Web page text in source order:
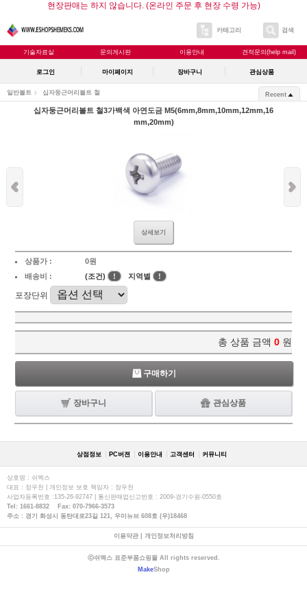
현장판매는 하지 않습니다. (온라인 주문 후 현장 수령 가능)
카테고리 검색
기술자료실 문의게시판 이용안내 견적문의(help mail)
로그인 마이페이지 장바구니 관심상품
일반볼트 십자둥근머리볼트 철 Recent
십자둥근머리볼트 철3가백색 아연도금 M5(6mm,8mm,10mm,12mm,16
mm,20mm)
상세보기
상품가 :
0원
배송비 :
(조건) ! 지역별 !
포장단위
총 상품 금액 0 원
구매하기
장바구니 관심상품
상점정보 PC버젼 이용안내 고객센터 커뮤니티
상호명 : 쉬멕스
대표 : 장우천 | 개인정보 보호 책임자 : 장우천
사업자등록번호 :135-26-92747 | 통신판매업신고번호 : 2009-경기수원-0550호
Tel: 1661-8832 Fax: 070-7966-3573
주소 : 경기 화성시 동탄대로23길 121, 우미뉴브 608호 (우)18468
이용약관| 개인정보처리방침
ⓒ쉬멕스 표준부품쇼핑몰 All rights reserved.
MakeShop